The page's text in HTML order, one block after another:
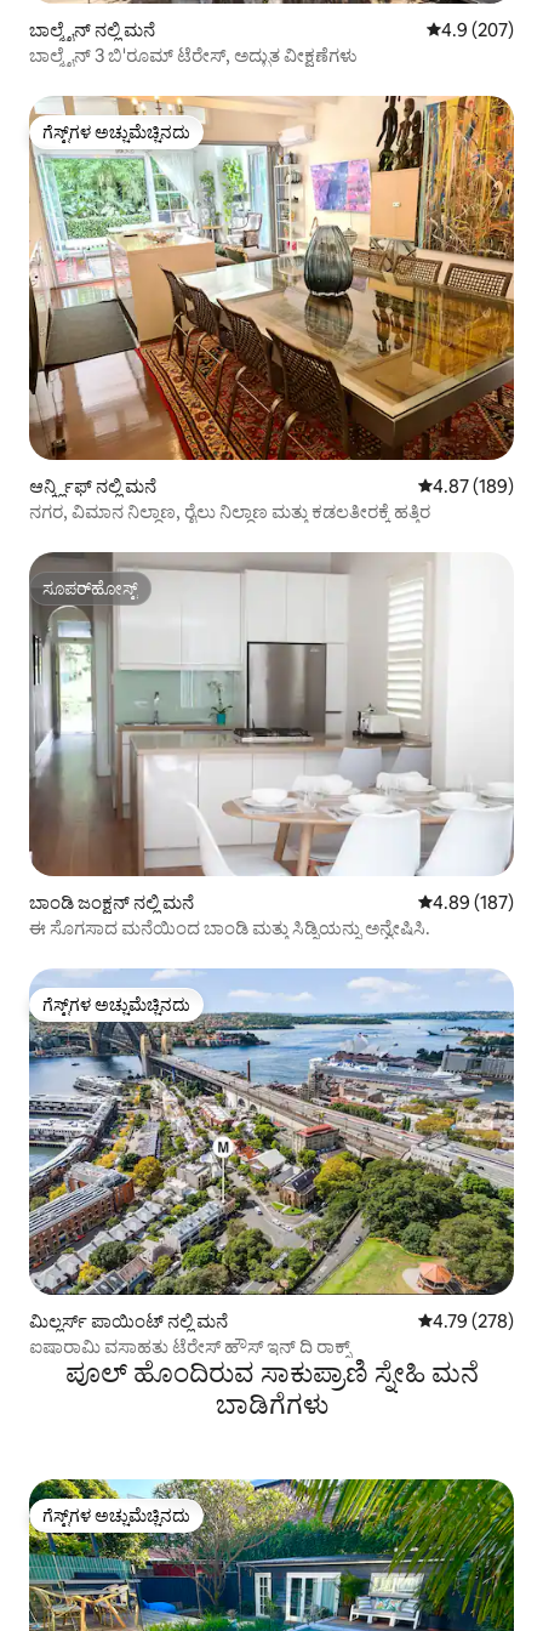
ಬಾಲ್ಮೈನ್ ನಲ್ಲಿ ಮನೆ 5 ರಲ್ಲಿ 4.9
4.9 (207)
ಬಾಲ್ಮೈನ್ 3 ಬಿ'ರೂಮ್ ಟೆರೇಸ್, ಅದ್ಭುತ ವೀಕ್ಷಣೆಗಳು
ಗೆಸ್ಟ್‌ಗಳ ಅಚ್ಚುಮೆಚ್ಚಿನದು
ಗೆಸ್ಟ್‌ಗಳ ಅಚ್ಚುಮೆಚ್ಚಿನದು
ಆರ್ನ್ಕ್ಲಿಫ್ ನಲ್ಲಿ ಮನೆ 5 ರಲ್ಲಿ 4.87
4.87 (189)
ನಗರ, ವಿಮಾನ ನಿಲ್ದಾಣ, ರೈಲು ನಿಲ್ದಾಣ ಮತ್ತು ಕಡಲತೀರಕ್ಕೆ ಹತ್ತಿರ
ಸೂಪರ್‌ಹೋಸ್ಟ್
ಸೂಪರ್‌ಹೋಸ್ಟ್
ಬಾಂಡಿ ಜಂಕ್ಷನ್ ನಲ್ಲಿ ಮನೆ 5 ರಲ್ಲಿ 4.89
4.89 (187)
ಈ ಸೊಗಸಾದ ಮನೆಯಿಂದ ಬಾಂಡಿ ಮತ್ತು ಸಿಡ್ನಿಯನ್ನು ಅನ್ವೇಷಿಸಿ.
ಗೆಸ್ಟ್‌ಗಳ ಅಚ್ಚುಮೆಚ್ಚಿನದು
ಗೆಸ್ಟ್‌ಗಳ ಅಚ್ಚುಮೆಚ್ಚಿನದು
ಮಿಲ್ಲರ್ಸ್ ಪಾಯಿಂಟ್ ನಲ್ಲಿ ಮನೆ 5 ರಲ್ಲಿ 4.79
4.79 (278)
ಐಷಾರಾಮಿ ವಸಾಹತು ಟೆರೇಸ್ ಹೌಸ್ ಇನ್ ದಿ ರಾಕ್ಸ್
ಪೂಲ್ ಹೊಂದಿರುವ ಸಾಕುಪ್ರಾಣಿ ಸ್ನೇಹಿ ಮನೆ
ಬಾಡಿಗೆಗಳು
ಗೆಸ್ಟ್‌ಗಳ ಅಚ್ಚುಮೆಚ್ಚಿನದು
ಗೆಸ್ಟ್‌ಗಳ ಅಚ್ಚುಮೆಚ್ಚಿನದು